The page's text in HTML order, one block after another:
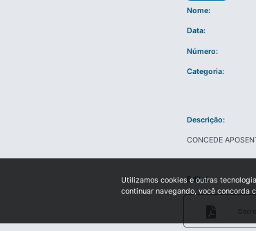
Nome:
Data:
Número:
Categoria:
Descrição:
CONCEDE
Edital:
Utilizamos cookies e outras
continuar navegando, você concorda